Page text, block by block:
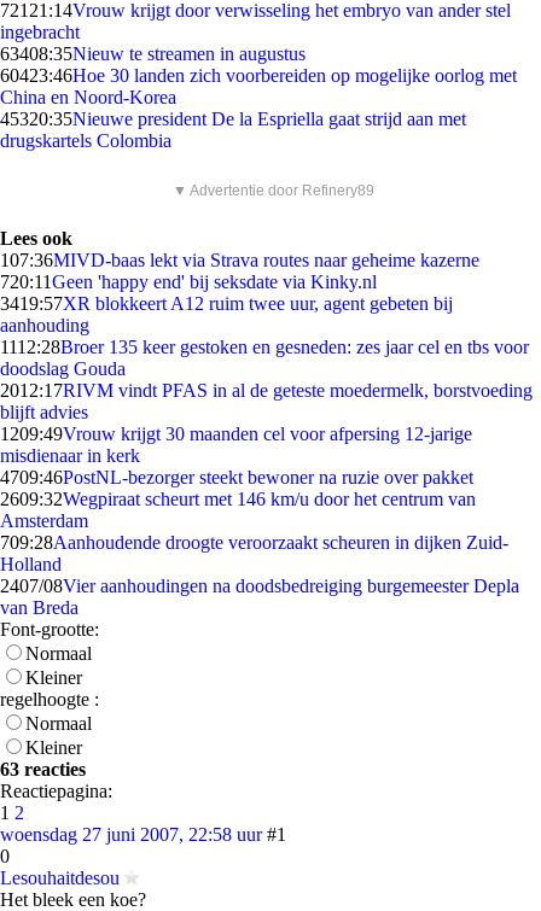
721 21:14Vrouw krijgt door verwisseling het embryo van ander stel
ingebracht
63408:35Nieuw te streamen in augustus
60423:46Hoe 30 landen zich voorbereiden op mogelijke oorlog met
China en Noord-Korea
45320:35Nieuwe president De la Espriella gaat strijd aan met
drugskartels Colombia
▼ Advertentie door Refinery89
Lees ook
107:36MIVD-baas lekt via Strava routes naar geheime kazerne
720:11Geen 'happy end' bij seksdate via Kinky.nl
3419:57XR blokkeert A12 ruim twee uur, agent gebeten bij
aanhouding
1112:28Broer 135 keer gestoken en gesneden: zes jaar cel en tbs voor
doodslag Gouda
2012:17RIVM vindt PFAS in al de geteste moedermelk, borstvoeding
blijft advies
1209:49Vrouw krijgt 30 maanden cel voor afpersing 12-jarige
misdienaar in kerk
4709:46PostNL-bezorger steekt bewoner na ruzie over pakket
2609:32Wegpiraat scheurt met 146 km/u door het centrum van
Amsterdam
709:28Aanhoudende droogte veroorzaakt scheuren in dijken Zuid-
Holland
2407/08Vier aanhoudingen na doodsbedreiging burgemeester Depla
van Breda
Font-grootte:
Normaal
Kleiner
regelhoogte :
Normaal
Kleiner
63 reacties
Reactiepagina:
1 2
woensdag 27 juni 2007, 22:58 uur #1
0
Lesouhaitdesou
Het bleek een koe?